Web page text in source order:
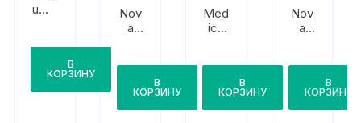
ume
orat
ory
Gem
В
КОРЗИНУ
Nov
a
рНО
x
Plus
В
КОРЗИНУ
Med
ica
Easy
Lyte
В
КОРЗИНУ
Nov
a
Stat
Profi
le
В
КОРЗИНУ